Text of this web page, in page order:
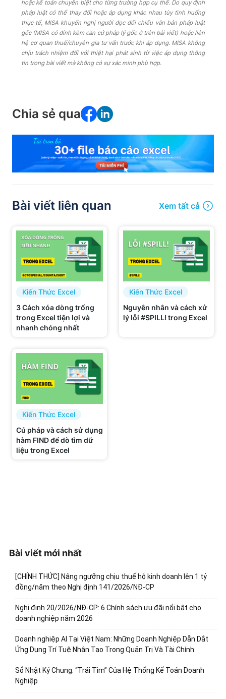
hoặc kế toán chuyên biệt cho từng trường hợp cụ thể. Do quy định
pháp luật có thể thay đổi hoặc áp dụng khác nhau tùy tình huống
thực tế, MISA khuyến nghị người đọc đối chiếu văn bản pháp luật
gốc (MISA có đính kèm căn cứ pháp lý gốc ở trên bài viết) hoặc liên
hệ cơ quan thuế/chuyên gia tư vấn trước khi áp dụng. MISA không
chịu trách nhiệm đối với thiệt hại phát sinh từ việc áp dụng thông
tin trong bài viết mà không có sự xác minh phù hợp.
Chia sẻ qua
Bài viết liên quan Xem tất cả
Kiến Thức Excel
3 Cách xóa dòng trống
trong Excel tiện lợi và
nhanh chóng nhất
Kiến Thức Excel
Nguyên nhân và cách xử
lý lỗi #SPILL! trong Excel
Kiến Thức Excel
Cú pháp và cách sử dụng
hàm FIND để dò tìm dữ
liệu trong Excel
Bài viết mới nhất
[CHÍNH THỨC] Nâng ngưỡng chịu thuế hộ kinh doanh lên 1 tỷ
đồng/năm theo Nghị định 141/2026/NĐ-CP
Nghị định 20/2026/NĐ-CP: 6 Chính sách ưu đãi nổi bật cho
doanh nghiệp năm 2026
Doanh nghiệp AI Tại Việt Nam: Những Doanh Nghiệp Dẫn Dắt
Ứng Dụng Trí Tuệ Nhân Tạo Trong Quản Trị Và Tài Chính
Sổ Nhật Ký Chung: “Trái Tim” Của Hệ Thống Kế Toán Doanh
Nghiệp